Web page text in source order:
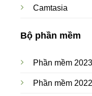
Camtasia
Bộ phần mềm
Phần mềm 2023
Phần mềm 2022